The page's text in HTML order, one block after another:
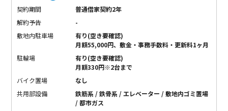
契約期間
普通借家契約2年
解約予告
-
敷地内駐車場
有り(空き要確認)
月額55,000円、敷金・事務手数料・更新料1ヶ月
駐輪場
有り(空き要確認)
月額330円※2台まで
バイク置場
なし
共用部設備
鉄筋系 / 鉄骨系 / エレベーター / 敷地内ゴミ置場
/ 都市ガス